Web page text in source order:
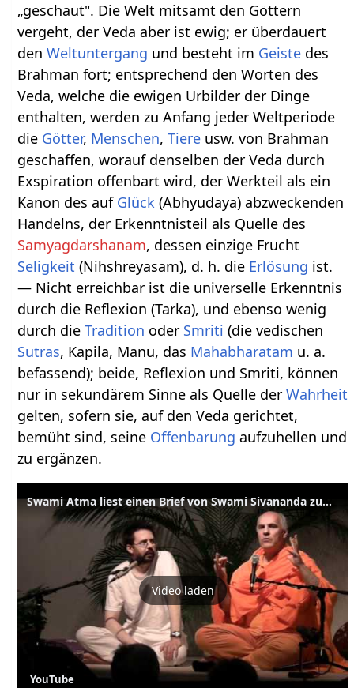
„geschaut". Die Welt mitsamt den Göttern
vergeht, der Veda aber ist ewig; er überdauert
denWeltuntergang und besteht im Geiste des
Brahman fort; entsprechend den Worten des
Veda, welche die ewigen Urbilder der Dinge
enthalten, werden zu Anfang jeder Weltperiode
die Götter, Menschen,Tiere usw. von Brahman
geschaffen, worauf denselben der Veda durch
Exspiration offenbart wird, der Werkteil als ein
Kanon des auf Glück (Abhyudaya) abzweckenden
Handelns, der Erkenntnisteil als Quelle des
Samyagdarshanam, dessen einzige Frucht
Seligkeit (Nihshreyasam), d. h. die Erlösung ist.
— Nicht erreichbar ist die universelle Erkenntnis
durch die Reflexion (Tarka), und ebenso wenig
durch dieTradition oder Smriti (die vedischen
Sutras, Kapila, Manu, das Mahabharatam u. a.
befassend); beide, Reflexion und Smriti, können
nur in sekundärem Sinne als Quelle derWahrheit
gelten, sofern sie, auf den Veda gerichtet,
bemüht sind, seine Offenbarung aufzuhellen und
zu ergänzen.
Swami Atma liest einen Brief von Swami Sivananda zum Thema Vedanta
Video laden
YouTube